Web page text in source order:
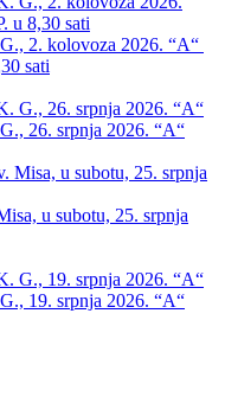
2. kolovoza 2026. “A“
sati
26. srpnja 2026. “A“
u subotu, 25. srpnja
19. srpnja 2026. “A“